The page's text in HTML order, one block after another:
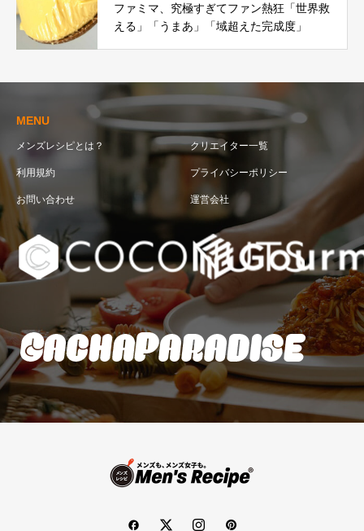
ファミマ、究極すぎてファン熱狂「世界救
える」「うまあ」「域超えた完成度」
MENU
メンズレシピとは？ クリエイター一覧
利用規約 プライバシーポリシー
お問い合わせ 運営会社